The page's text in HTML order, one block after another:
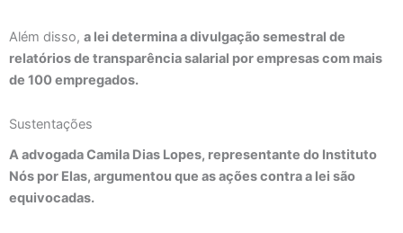
Além disso, a lei determina a divulgação semestral de
relatórios de transparência salarial por empresas com mais
de 100 empregados.
Sustentações
A advogada Camila Dias Lopes, representante do Instituto
Nós por Elas, argumentou que as ações contra a lei são
equivocadas.